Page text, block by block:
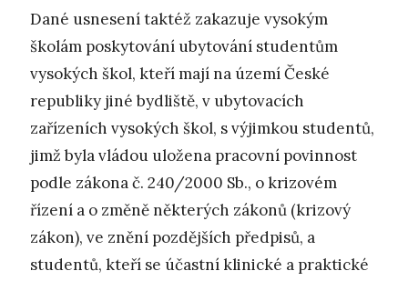
Dané usnesení taktéž zakazuje vysokým
školám poskytování ubytování studentům
vysokých škol, kteří mají na území České
republiky jiné bydliště, v ubytovacích
zařízeních vysokých škol, s výjimkou studentů,
jimž byla vládou uložena pracovní povinnost
podle zákona č. 240/2000 Sb., o krizovém
řízení a o změně některých zákonů (krizový
zákon), ve znění pozdějších předpisů, a
studentů, kteří se účastní klinické a praktické